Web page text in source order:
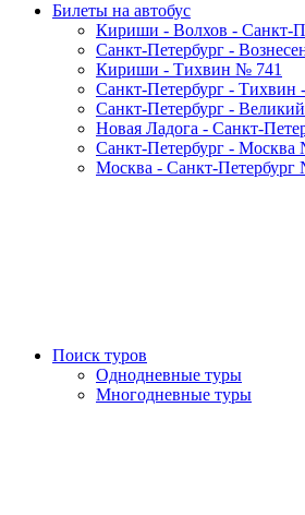
Билеты на автобус
Кириши - Волхов - Санкт-
Санкт-Петербург -
Кириши - Тихвин № 741
Санкт-Петербург -
Санкт-Петербург -
Новая Ладога - Санкт-
Санкт-Петербург - Москва
Москва - Санкт-Петербург
Поиск туров
Однодневные туры
Многодневные туры